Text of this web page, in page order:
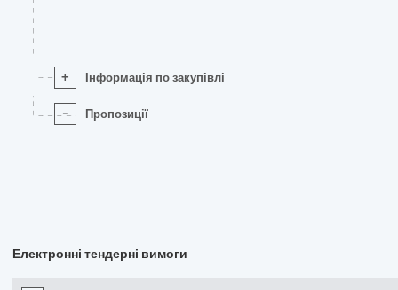
+ Інформація по закупівлі
- Пропозиції
Електронні тендерні вимоги